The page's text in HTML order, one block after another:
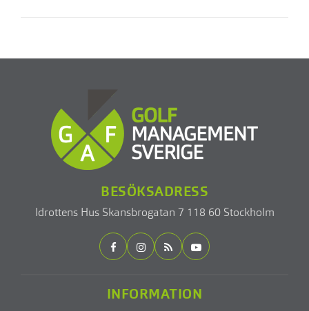
BESÖKSADRESS
Idrottens HusSkansbrogatan 7 118 60 Stockholm
INFORMATION